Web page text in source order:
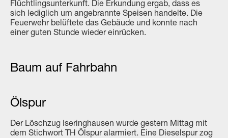
Flüchtlingsunterkunft. Die Erkundung ergab, dass es
sich lediglich um angebrannte Speisen handelte. Die
Feuerwehr belüftete das Gebäude und konnte nach
einer guten Stunde wieder einrücken.
Baum auf Fahrbahn
Ölspur
Der Löschzug Iseringhausen wurde gestern Mittag mit
dem Stichwort TH Ölspur alarmiert. Eine Dieselspur zog